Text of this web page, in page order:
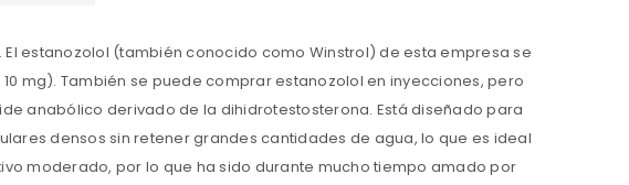
estanozolol (también conocido como Winstrol) de esta empresa se
mg). También se puede comprar estanozolol en inyecciones, pero
anabólico derivado de la dihidrotestosterona. Está diseñado para
densos sin retener grandes cantidades de agua, lo que es ideal
moderado, por lo que ha sido durante mucho tiempo amado por